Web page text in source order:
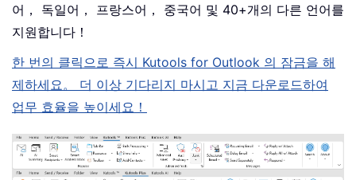
어， 독일어， 프랑스어， 중국어 및 40+개의 다른 언어를
지원합니다！
한 번의 클릭으로 즉시 Kutools for Outlook 의 잠금을 해
제하세요。 더 이상 기다리지 마시고 지금 다운로드하여
업무 효율을 높이세요！